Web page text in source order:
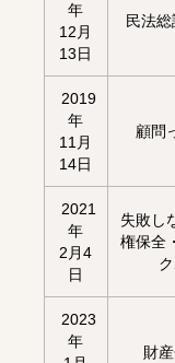
年
12月
13日
民法
2019
年
11月
14日
顧問
2021
年
2月4
日
失敗し
権保全
2023
年
財